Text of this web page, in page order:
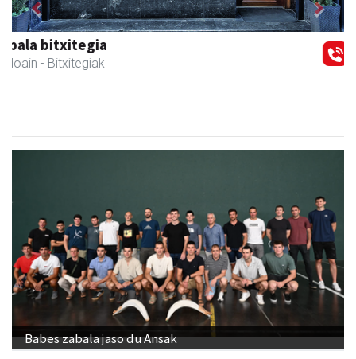
Aranburu aholkularitza
Andoain - Aholkularitza
Previous Next
Babes zabala jaso du Ansak